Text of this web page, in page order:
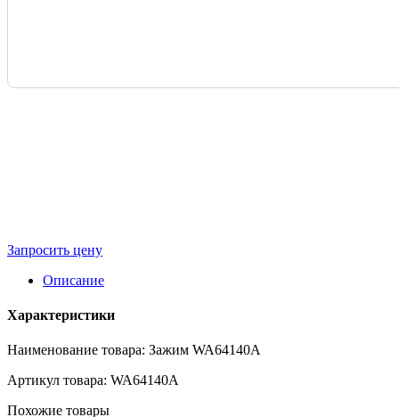
Запросить цену
Описание
Характеристики
Наименование товара: Зажим WA64140A
Артикул товара: WA64140A
Похожие товары